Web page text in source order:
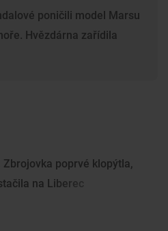
poničili model Marsu
Hvězdárna zařídila
Zbrojovka poprvé klopýtla,
na Liberec